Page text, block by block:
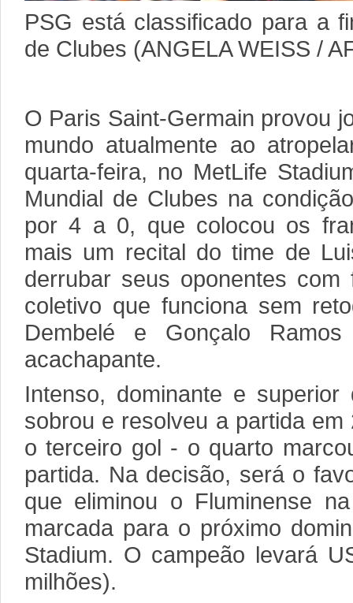
PSG está classificado para a
de Clubes (ANGELA WEISS /
O Paris Saint-Germain provou
mundo atualmente ao
quarta-feira, no MetLife
Mundial de Clubes na
por 4 a 0, que colocou os
mais um recital do time de
derrubar seus oponentes
coletivo que funciona sem
Dembelé e Gonçalo
acachapante.
Intenso, dominante e
sobrou e resolveu a partida
o terceiro gol - o quarto
partida. Na decisão, será o
que eliminou o Fluminense
marcada para o próximo
Stadium. O campeão levará
milhões).